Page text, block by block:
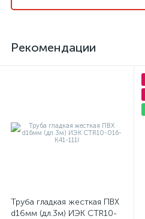
Рекомендации
Труба гладкая жесткая ПВХ
d16мм (дл.3м) ИЭК CTR10-